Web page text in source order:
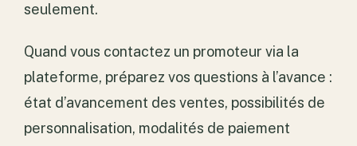
seulement.
Quand vous contactez un promoteur via la
plateforme, préparez vos questions à l’avance :
état d’avancement des ventes, possibilités de
personnalisation, modalités de paiement